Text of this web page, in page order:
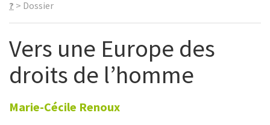
? > Dossier
Vers une Europe des
droits de l’homme
Marie-Cécile Renoux